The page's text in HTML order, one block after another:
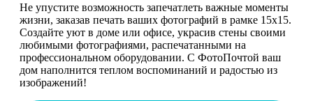
Не упустите возможность запечатлеть важные моменты
жизни, заказав печать ваших фотографий в рамке 15х15.
Создайте уют в доме или офисе, украсив стены своими
любимыми фотографиями, распечатанными на
профессиональном оборудовании. С ФотоПочтой ваш
дом наполнится теплом воспоминаний и радостью из
изображений!